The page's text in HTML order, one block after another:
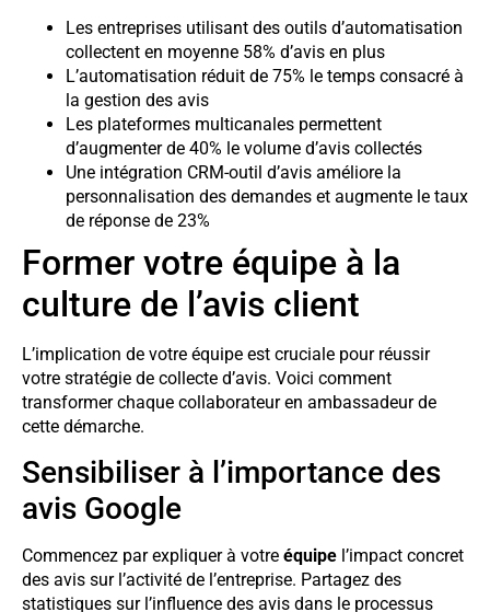
Les entreprises utilisant des outils d’automatisation
collectent en moyenne 58% d’avis en plus
L’automatisation réduit de 75% le temps consacré à
la gestion des avis
Les plateformes multicanales permettent
d’augmenter de 40% le volume d’avis collectés
Une intégration CRM-outil d’avis améliore la
personnalisation des demandes et augmente le taux
de réponse de 23%
Former votre équipe à la
culture de l’avis client
L’implication de votre équipe est cruciale pour réussir
votre stratégie de collecte d’avis. Voici comment
transformer chaque collaborateur en ambassadeur de
cette démarche.
Sensibiliser à l’importance des
avis Google
Commencez par expliquer à votre équipe l’impact concret
des avis sur l’activité de l’entreprise. Partagez des
statistiques sur l’influence des avis dans le processus